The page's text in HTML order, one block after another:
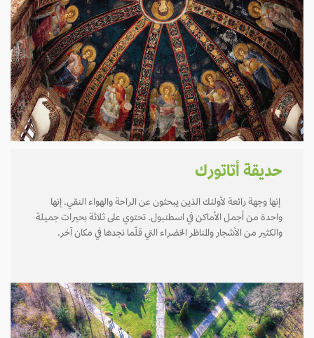
حديقة أتاتورك
إنها وجهة رائعة لأولئك الذين يبحثون عن الراحة والهواء النقي. إنها
واحدة من أجمل الأماكن في اسطنبول. تحتوي على ثلاثة بحيرات جميلة
والكثير من الأشجار والمناظر الخضراء التي قلّما نجدها في مكان آخر.